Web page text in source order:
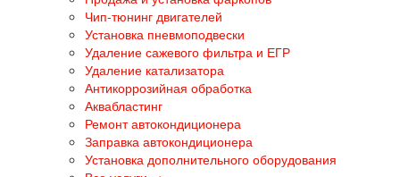
Чип-тюнинг двигателей
Установка пневмоподвески
Удаление сажевого фильтра и ЕГР
Удаление катализатора
Антикоррозийная обработка
Аквабластинг
Ремонт автокондиционера
Заправка автокондиционера
Установка дополнительного оборудования